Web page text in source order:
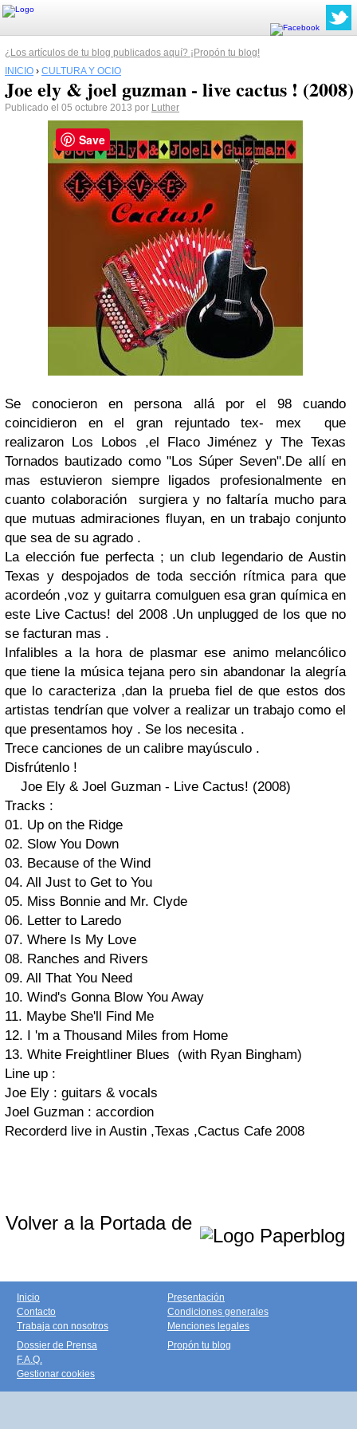
¿Los artículos de tu blog publicados aquí? ¡Propón tu blog!
INICIO › CULTURA Y OCIO
Joe ely & joel guzman - live cactus ! (2008)
Publicado el 05 octubre 2013 por Luther
Se conocieron en persona allá por el 98 cuando
coincidieron en el gran rejuntado tex- mex que
realizaron Los Lobos ,el Flaco Jiménez y The Texas
Tornados bautizado como "Los Súper Seven".De allí en
mas estuvieron siempre ligados profesionalmente en
cuanto colaboración surgiera y no faltaría mucho para
que mutuas admiraciones fluyan, en un trabajo conjunto
que sea de su agrado .
La elección fue perfecta ; un club legendario de Austin
Texas y despojados de toda sección rítmica para que
acordeón ,voz y guitarra comulguen esa gran química en
este Live Cactus! del 2008 .Un unplugged de los que no
se facturan mas .
Infalibles a la hora de plasmar ese animo melancólico
que tiene la música tejana pero sin abandonar la alegría
que lo caracteriza ,dan la prueba fiel de que estos dos
artistas tendrían que volver a realizar un trabajo como el
que presentamos hoy . Se los necesita .
Trece canciones de un calibre mayúsculo .
Disfrútenlo !
Joe Ely & Joel Guzman - Live Cactus! (2008)
Tracks :
01. Up on the Ridge
02. Slow You Down
03. Because of the Wind
04. All Just to Get to You
05. Miss Bonnie and Mr. Clyde
06. Letter to Laredo
07. Where Is My Love
08. Ranches and Rivers
09. All That You Need
10. Wind's Gonna Blow You Away
11. Maybe She'll Find Me
12. I 'm a Thousand Miles from Home
13. White Freightliner Blues (with Ryan Bingham)
Line up :
Joe Ely : guitars & vocals
Joel Guzman : accordion
Recorderd live in Austin ,Texas ,Cactus Cafe 2008
Volver a la Portada de
Inicio
Contacto
Trabaja con nosotros
Presentación
Condiciones generales
Menciones legales
Dossier de Prensa
F.A.Q.
Gestionar cookies
Propón tu blog
Save